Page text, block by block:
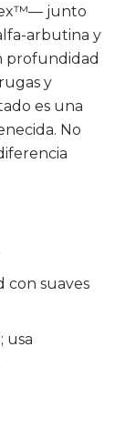
junto
arbutina y
profundidad
y
es una
No
con suaves
usa